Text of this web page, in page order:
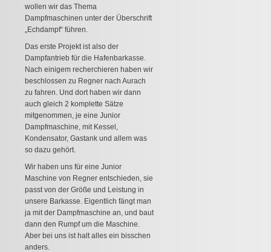
wollen wir das Thema
Dampfmaschinen unter der Überschrift
„Echdampf“ führen.
Das erste Projekt ist also der
Dampfantrieb für die Hafenbarkasse.
Nach einigem recherchieren haben wir
beschlossen zu Regner nach Aurach
zu fahren. Und dort haben wir dann
auch gleich 2 komplette Sätze
mitgenommen, je eine Junior
Dampfmaschine, mit Kessel,
Kondensator, Gastank und allem was
so dazu gehört.
Wir haben uns für eine Junior
Maschine von Regner entschieden, sie
passt von der Größe und Leistung in
unsere Barkasse. Eigentlich fängt man
ja mit der Dampfmaschine an, und baut
dann den Rumpf um die Maschine.
Aber bei uns ist halt alles ein bisschen
anders.